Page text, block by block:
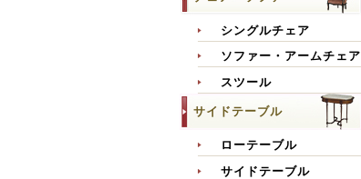
シングルチェア
ソファー・アームチェア
スツール
サイドテーブル
ローテーブル
サイドテーブル